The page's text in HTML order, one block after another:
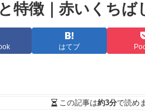
特徴｜赤いくちば
はてブ
この記事は約3分で読め